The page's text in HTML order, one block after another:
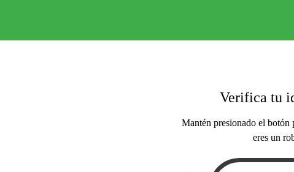
Verifica tu
Mantén presionado el botón
eres un